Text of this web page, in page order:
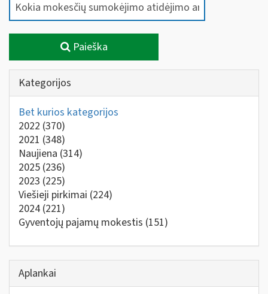
Paieška
Kategorijos
Bet kurios kategorijos
2022 (370)
2021 (348)
Naujiena (314)
2025 (236)
2023 (225)
Viešieji pirkimai (224)
2024 (221)
Gyventojų pajamų mokestis (151)
Aplankai